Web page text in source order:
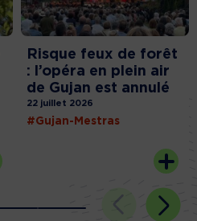
Risque feux de forêt
: l’opéra en plein air
de Gujan est annulé
22 juillet 2026
#Gujan-Mestras